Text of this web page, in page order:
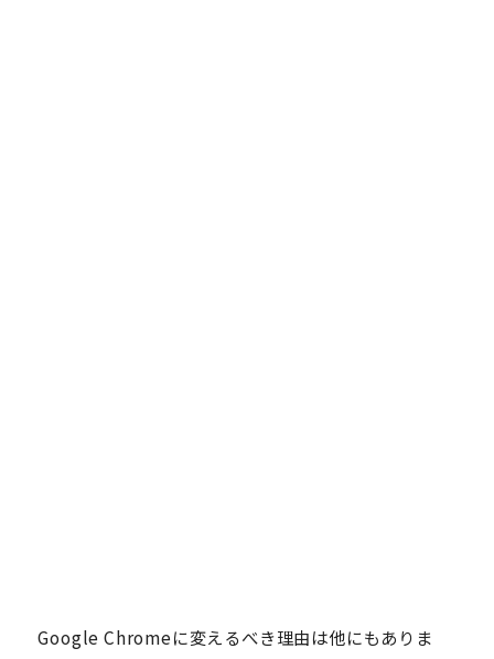
Google Chromeに変えるべき理由は他にもありま